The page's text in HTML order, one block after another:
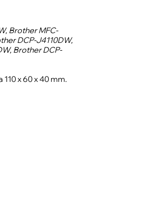
Brother MFC-
DCP-J4110DW,
Brother DCP-
x 60 x 40 mm.